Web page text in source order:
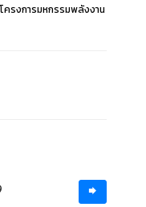
ครงการมหกรรมพลังงาน